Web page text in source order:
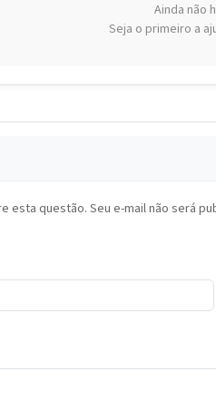
Ainda não
Seja o primeiro a
esta questão. Seu e-mail não será